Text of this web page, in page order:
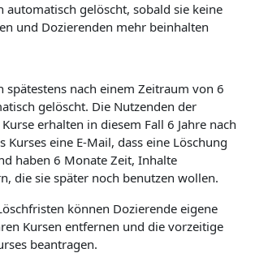
automatisch gelöscht, sobald sie keine
und Dozierenden mehr beinhalten
spätestens nach einem Zeitraum von 6
gelöscht. Die Nutzenden der
erhalten in diesem Fall 6 Jahre nach
Kurses eine E-Mail, dass eine Löschung
haben 6 Monate Zeit, Inhalte
die sie später noch benutzen wollen.
können Dozierende eigene
Kursen entfernen und die vorzeitige
beantragen.